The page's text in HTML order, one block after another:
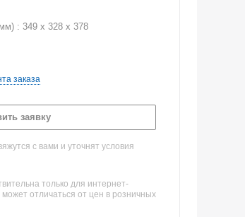
: 349 x 328 x 378
заказа
заявку
с вами и уточнят условия
только для интернет-
может отличаться от цен в розничных